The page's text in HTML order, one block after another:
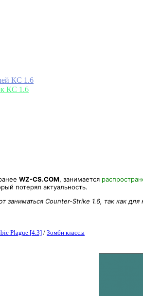
КС 1.6
КС 1.6
WZ-CS.COM, занимается
потерял актуальность.
Counter-Strike 1.6, так как для
Plague [4.3] / Зомби классы